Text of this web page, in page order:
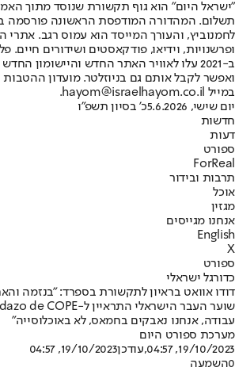
"ישראל היום" הוא גוף תקשורת שנוסד מתוך
ופרשנויות, וידיאו, פודקאסטים ושידורים חיים.
ב-2021 עלו לאוויר האתר החדש
ואפשר לקבל אותם גם בניוזלטר. מועדון
במייל hayom@israelhayom.co.il.
יום שישי, 5.6.2026
כ' בסיון תשפ"ו
חדשות
דעות
ספורט
ForReal
תרבות ובידור
אוכל
מגזין
אנחנו מגייסים
English
X
ספורט
כדורגל ישראלי
דודו אוואט בראיון לתקשורת בספרד: "בנזמה
עבודה, אנחנו נאבקים בחמאס, לא באוכלוסייה"
מערכת ספורט היום
19/10/2023, 04:57
,עודכן19/10/2023, 04:57
0השמעה